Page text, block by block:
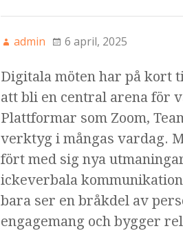
admin 6 april, 2025
Digitala möten har på kort
att bli en central arena för
Plattformar som Zoom,
verktyg i mångas vardag.
fört med sig nya
ickeverbala
bara ser en bråkdel av
engagemang och bygger